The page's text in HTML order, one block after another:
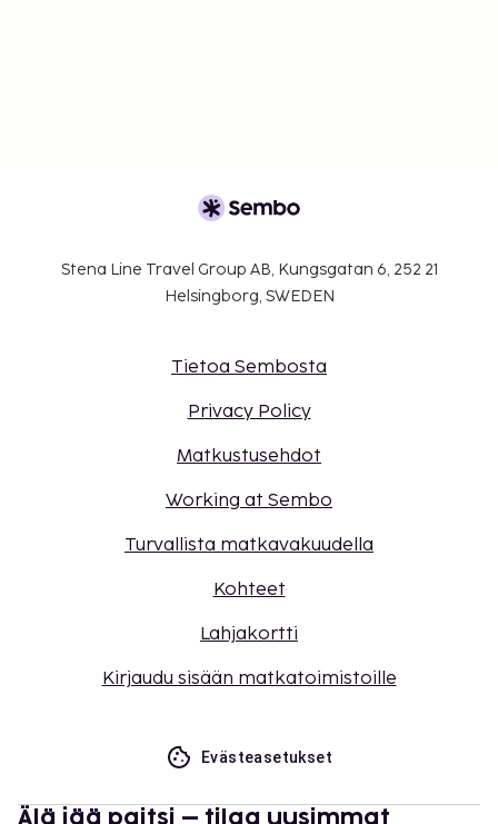
Stena Line Travel Group AB, Kungsgatan 6, 252 21
Helsingborg, SWEDEN
Tietoa Sembosta
Privacy Policy
Matkustusehdot
Working at Sembo
Turvallista matkavakuudella
Kohteet
Lahjakortti
Kirjaudu sisään matkatoimistoille
Evästeasetukset
Älä jää paitsi – tilaa uusimmat